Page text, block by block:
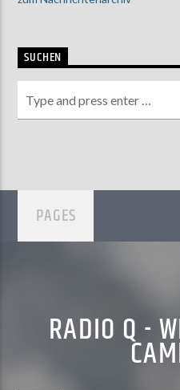
SUCHEN
PAGES
RADIO Q -